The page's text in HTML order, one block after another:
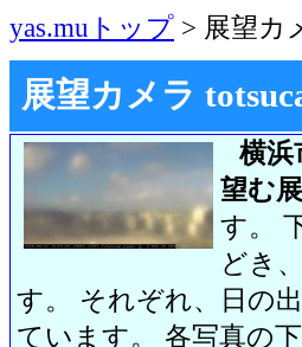
yas.muトップ > 展望カ
展望カメラ
横浜
望む
す。
どき
す。 それぞれ、日の
ています。 各写真の